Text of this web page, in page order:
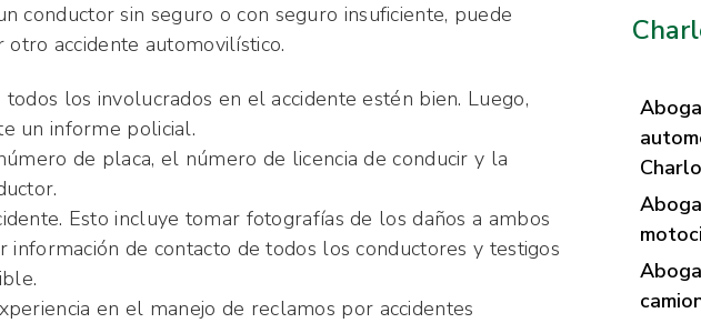
conductor sin seguro o con seguro insuficiente, puede
accidente automovilístico.
los involucrados en el accidente estén bien. Luego,
un informe policial.
de placa, el número de licencia de conducir y la
Esto incluye tomar fotografías de los daños a ambos
de contacto de todos los conductores y testigos
en el manejo de reclamos por accidentes